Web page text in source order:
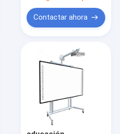
Contactar ahora